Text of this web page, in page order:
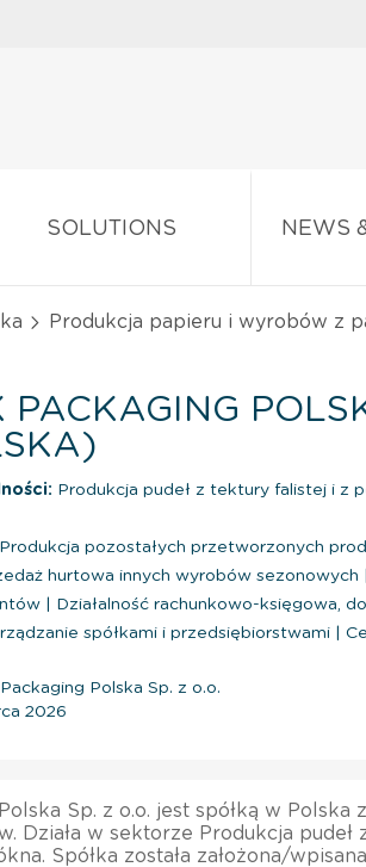
SOLUTIONS NEWS
Produkcja papieru i wyrobów z
PACKAGING
Produkcja pudeł z tektury falistej i z
Produkcja pozostałych przetworzonych
hurtowa innych wyrobów sezonowych
Działalność rachunkowo-księgowa,
spółkami i przedsiębiorstwami
Polska Sp. z o.o.
2026
Sp. z o.o. jest spółką w Polska
Działa w sektorze Produkcja pudeł
Spółka została założona/